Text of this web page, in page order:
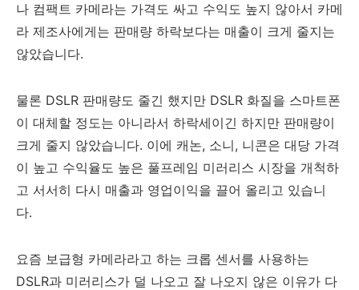
나 컴팩트 카메라는 가격도 싸고 수익도 높지 않아서 카메
라 제조사에게는 판매량 하락보다는 매출이 크게 줄지는
않았습니다.
물론 DSLR 판매량도 줄긴 했지만 DSLR 화질을 스마트폰
이 대체할 정도는 아니라서 하락세이긴 하지만 판매량이
크게 줄지 않았습니다. 이에 캐논, 소니, 니콘은 대당 가격
이 높고 수익율도 높은 풀프레임 미러리스 시장을 개척하
고 서서히 다시 매출과 영업이익을 끌어 올리고 있습니
다.
요즘 보급형 카메라라고 하는 크롭 센서를 사용하는
DSLR과 미러리스가 덜 나오고 잘 나오지 않은 이유가 다